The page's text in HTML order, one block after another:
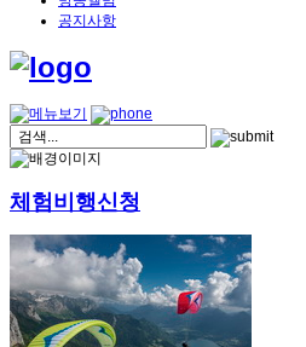
공지사항
체험비행신청